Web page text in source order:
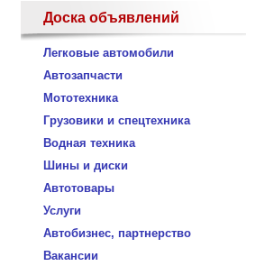
Доска объявлений
Легковые автомобили
Автозапчасти
Мототехника
Грузовики и спецтехника
Водная техника
Шины и диски
Автотовары
Услуги
Автобизнес, партнерство
Вакансии